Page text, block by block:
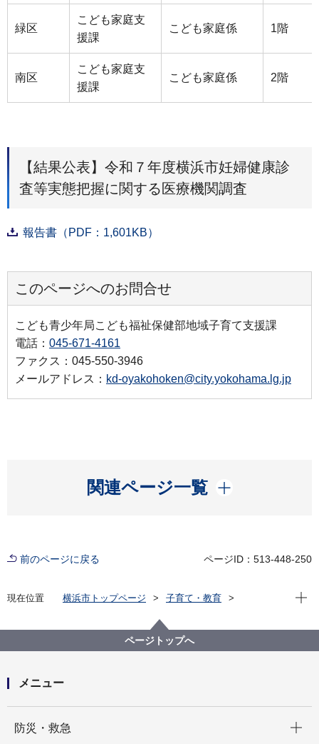
緑区
こども家庭支
援課
こども家庭係 1階
南区
こども家庭支
援課
こども家庭係 2階
【結果公表】令和７年度横浜市妊婦健康診
査等実態把握に関する医療機関調査
報告書（PDF：1,601KB）
このページへのお問合せ
こども青少年局こども福祉保健部地域子育て支援課
電話： 045-671-4161
ファクス：045-550-3946
メールアドレス： kd-oyakohoken@city.yokohama.lg.jp
関連ページ一覧
開く
前のページに戻る ページID：513-448-250
現在位置 横浜市トップページ
子育て・教育
妊婦健康診査
現在
ページトップへ
メニュー
防災・救急